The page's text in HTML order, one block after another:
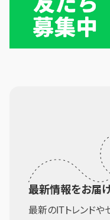
最新情報をお届け
最新のITトレンドや